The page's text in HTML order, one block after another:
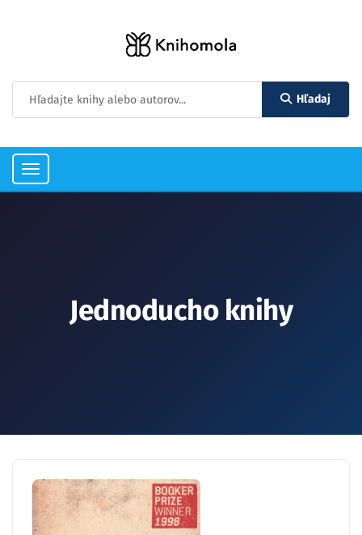
Hľadaj
Toggle
Jednoducho knihy